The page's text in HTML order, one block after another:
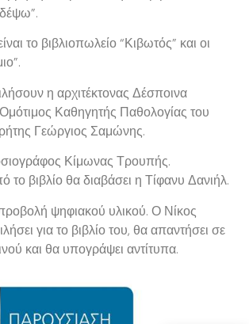
το βιβλιοπωλείο “Κιβωτός” και οι
η αρχιτέκτονας Δέσποινα
Καθηγητής Παθολογίας του
Γεώργιος Σαμώνης.
Κίμωνας Τρουπής.
βιβλίο θα διαβάσει η Τίφανυ Δανιήλ.
ψηφιακού υλικού. Ο Νίκος
για το βιβλίο του, θα απαντήσει σε
και θα υπογράψει αντίτυπα.